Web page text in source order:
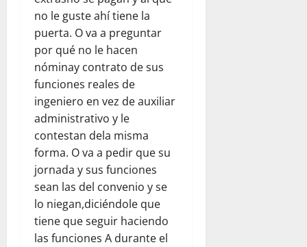
no le guste ahí tiene la
puerta. O va a preguntar
por qué no le hacen
nóminay contrato de sus
funciones reales de
ingeniero en vez de auxiliar
administrativo y le
contestan dela misma
forma. O va a pedir que su
jornada y sus funciones
sean las del convenio y se
lo niegan,diciéndole que
tiene que seguir haciendo
las funciones A durante el